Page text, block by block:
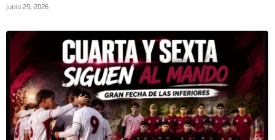
junio 29, 2026